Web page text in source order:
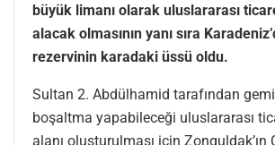
büyük limanı olarak uluslararası
alacak olmasının yanı sıra
rezervinin karadaki üssü oldu.
Sultan 2. Abdülhamid tarafından
boşaltma yapabileceği uluslararası
alanı oluşturulması için Zonguldak’ın